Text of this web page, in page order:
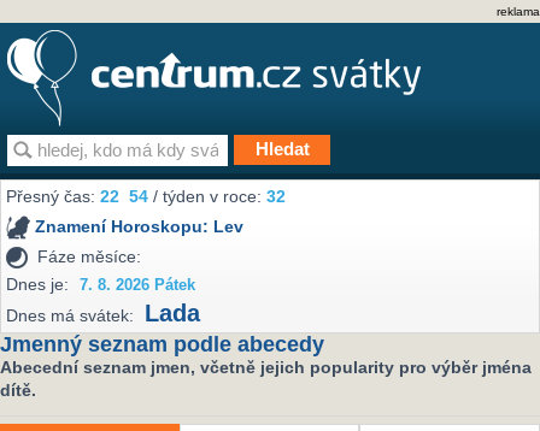
reklama
Přesný čas:22 54 / týden v roce:32
Znamení Horoskopu: Lev
Fáze měsíce:
Dnes je:
7. 8. 2026 Pátek
Dnes má svátek: Lada
Jmenný seznam podle abecedy
Abecední seznam jmen, včetně jejich popularity pro výběr jména
dítě.